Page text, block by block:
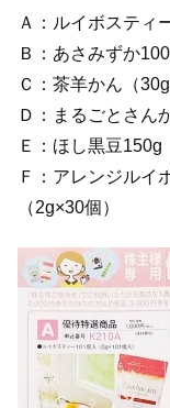
Ａ：ルイボスティ
Ｂ：あさみずか
Ｃ：茶羊かん（
Ｄ：まるごとさん
Ｅ：ほし黒豆150g
Ｆ：アレンジルイ
（2g×30個）